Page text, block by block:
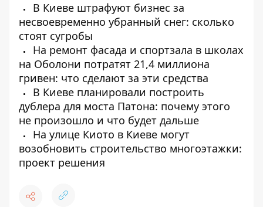
В Киеве штрафуют бизнес за
несвоевременно убранный снег: сколько
стоят сугробы
На ремонт фасада и спортзала в школах
на Оболони потратят 21,4 миллиона
гривен: что сделают за эти средства
В Киеве планировали построить
дублера для моста Патона: почему этого
не произошло и что будет дальше
На улице Киото в Киеве могут
возобновить строительство многоэтажки:
проект решения